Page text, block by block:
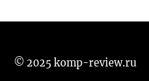
© 2025 komp-review.ru